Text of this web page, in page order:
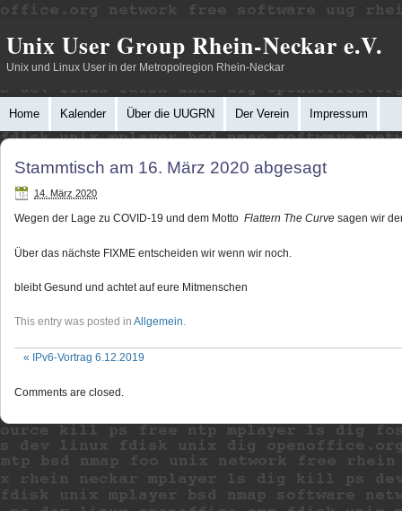
Unix User Group Rhein-Neckar e.V.
Unix und Linux User in der Metropolregion Rhein-Neckar
Home Kalender Über die UUGRN Der Verein Impressum
Stammtisch am 16. März 2020 abgesagt
14. März 2020
Wegen der Lage zu COVID-19 und dem Motto Flattern The Curve sagen wir
Über das nächste FIXME entscheiden wir wenn wir noch.
bleibt Gesund und achtet auf eure Mitmenschen
This entry was posted in Allgemein.
« IPv6-Vortrag 6.12.2019
Comments are closed.